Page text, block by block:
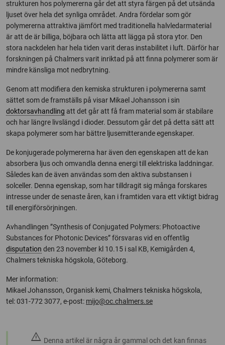
strukturen hos polymererna går det att styra färgen på det utsända
ljuset över hela det synliga området. Andra fördelar som gör
polymererna attraktiva jämfört med traditionella halvledarmaterial
är att de är billiga, böjbara och lätta att lägga på stora ytor. Den
stora nackdelen har hela tiden varit deras instabilitet i luft. Därför har
forskningen på Chalmers varit inriktad på att finna polymerer som är
mindre känsliga mot nedbrytning.
Genom att modifiera den kemiska strukturen i polymererna samt
sättet som de framställs på visar Mikael Johansson i sin
doktorsavhandling att det går att få fram material som är stabilare
och har längre livslängd i dioder. Dessutom går det på detta sätt att
skapa polymerer som har bättre ljusemitterande egenskaper.
De konjugerade polymererna har även den egenskapen att de kan
absorbera ljus och omvandla denna energi till elektriska laddningar.
Således kan de även användas som den aktiva substansen i
solceller. Denna egenskap, som har tilldragit sig många forskares
intresse under de senaste åren, kan i framtiden vara ett viktigt bidrag
till energiförsörjningen.
Avhandlingen ”Synthesis of Conjugated Polymers: Photoactive
Substances for Photonic Devices” försvaras vid en offentlig
disputation den 23 november kl 10.15 i sal KB, Kemigården 4,
Chalmers tekniska högskola, Göteborg.
Mer information:
Mikael Johansson, Organisk kemi, Chalmers tekniska högskola,
tel: 031-772 3077, e-post: mijo@oc.chalmers.se
warning Denna artikel är några år gammal och det kan finnas